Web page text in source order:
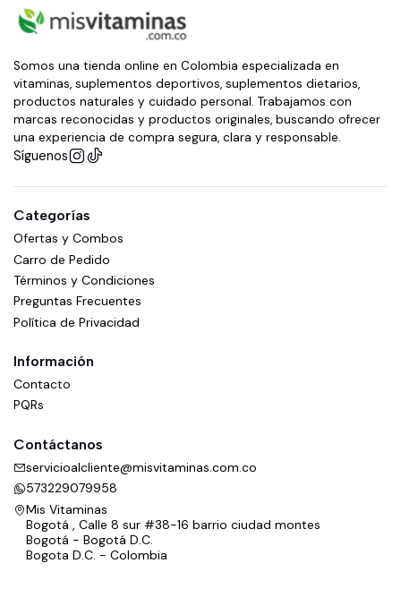
Somos una tienda online en Colombia especializada en
vitaminas, suplementos deportivos, suplementos dietarios,
productos naturales y cuidado personal. Trabajamos con
marcas reconocidas y productos originales, buscando ofrecer
una experiencia de compra segura, clara y responsable.
Síguenos
Categorías
Ofertas y Combos
Carro de Pedido
Términos y Condiciones
Preguntas Frecuentes
Política de Privacidad
Información
Contacto
PQRs
Contáctanos
servicioalcliente@misvitaminas.com.co
573229079958
Mis Vitaminas
Bogotá , Calle 8 sur #38-16 barrio ciudad montes
Bogotá - Bogotá D.C.
Bogota D.C. - Colombia